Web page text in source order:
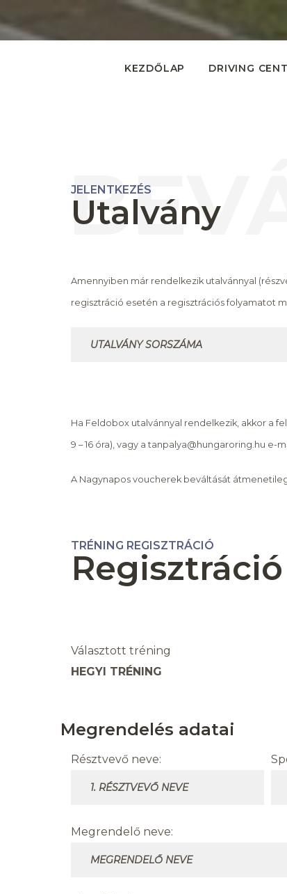
KEZDŐLAP DRIVING
JELENTKEZÉS
Utalvány
Amennyiben már rendelkezik utalvánnyal
regisztráció esetén a regisztrációs folyamatot
Ha Feldobox utalvánnyal rendelkezik, akkor a
9 – 16 óra), vagy a tanpalya@hungaroring.hu e-
A Nagynapos voucherek beváltását
TRÉNING REGISZTRÁCIÓ
Regisztráció
Választott tréning
HEGYI TRÉNING
Megrendelés adatai
Résztvevő neve:
Megrendelő neve: